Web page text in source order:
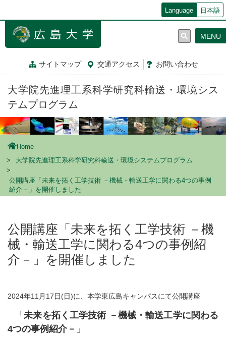
ン
Language 日本語
サイトマップ 交通アクセス お問い合わせ
MENU
大学院先進理工系科学研究科輸送・環境シス
テムプログラム
Home
大学院先進理工系科学研究科輸送・環境システムプログラム
公開講座「未来を拓く工学技術 －機械・輸送工学に関わる4つの事例
紹介－」を開催しました
公開講座「未来を拓く工学技術 －機
械・輸送工学に関わる4つの事例紹
介－」を開催しました
2024年11月17日(日)に、本学東広島キャンパスにて公開講座
「未来を拓く工学技術 －機械・輸送工学に関わる
4つの事例紹介－ 」